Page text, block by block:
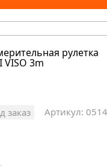
рулетка
VISO 3m
заказ Артикул: